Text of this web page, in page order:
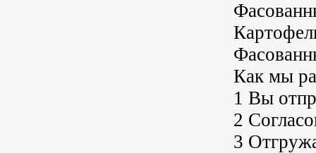
Как мы
1 Вы
2
3